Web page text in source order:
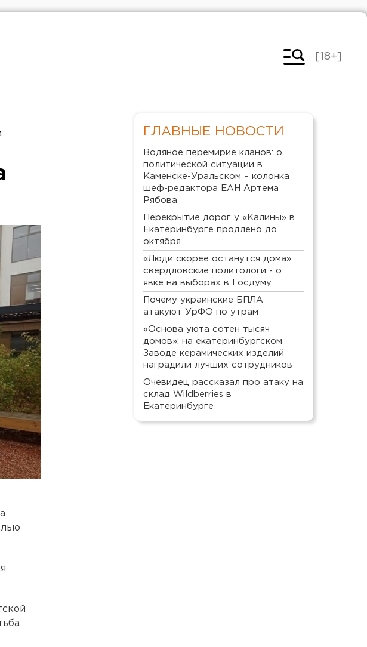
[18+]
ГЛАВНЫЕ НОВОСТИ
Водяное перемирие кланов: о
политической ситуации в
Каменске-Уральском – колонка
шеф-редактора ЕАН Артема
Рябова
Перекрытие дорог у «Калины» в
Екатеринбурге продлено до
октября
«Люди скорее останутся дома»:
свердловские политологи - о
явке на выборах в Госдуму
Почему украинские БПЛА
атакуют УрФО по утрам
«Основа уюта сотен тысяч
домов»: на екатеринбургском
Заводе керамических изделий
наградили лучших сотрудников
Очевидец рассказал про атаку на
склад Wildberries в
Екатеринбурге